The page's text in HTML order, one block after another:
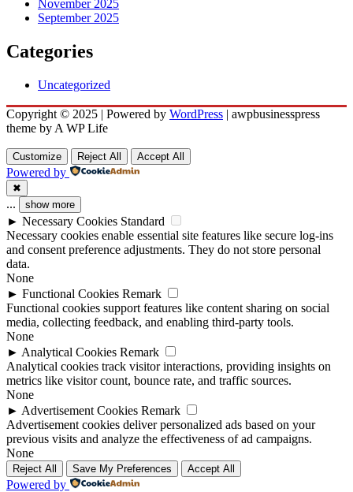
November 2025
September 2025
Categories
Uncategorized
Copyright © 2025 | Powered by WordPress | awpbusinesspress
theme by A WP Life
Customize Reject All Accept All
Powered by
✖
... show more
► Necessary Cookies Standard
Necessary cookies enable essential site features like secure log-ins
and consent preference adjustments. They do not store personal
data.
None
► Functional Cookies Remark
Functional cookies support features like content sharing on social
media, collecting feedback, and enabling third-party tools.
None
► Analytical Cookies Remark
Analytical cookies track visitor interactions, providing insights on
metrics like visitor count, bounce rate, and traffic sources.
None
► Advertisement Cookies Remark
Advertisement cookies deliver personalized ads based on your
previous visits and analyze the effectiveness of ad campaigns.
None
Reject All Save My Preferences Accept All
Powered by